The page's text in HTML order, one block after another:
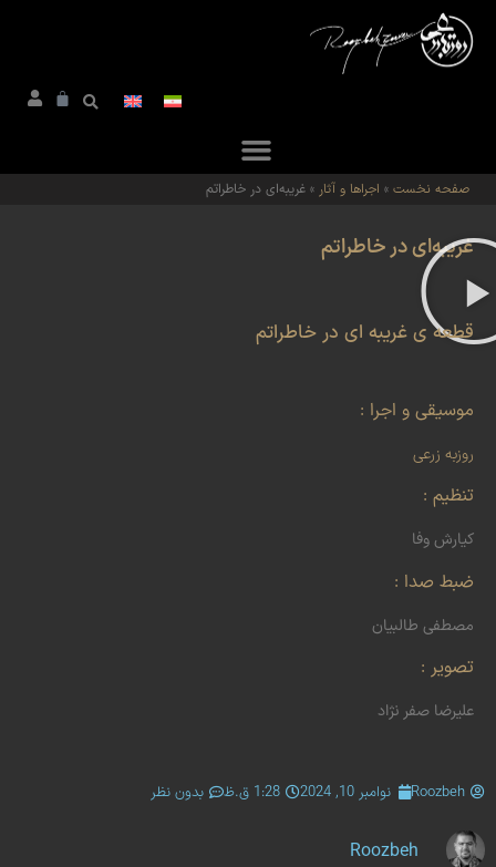
صفحه نخست » اجراها و آثار » غریبه‌ای در خاطراتم
غریبه‌ای در خاطراتم
قطعه ی غریبه ای در خاطراتم
موسیقی و اجرا :
روزبه زرعی
تنظیم :
کیارش وفا
ضبط صدا :
مصطفی طالبیان
تصویر :
علیرضا صفر نژاد
Roozbeh نوامبر 10, 2024 1:28 ق.ظ بدون نظر
Roozbeh